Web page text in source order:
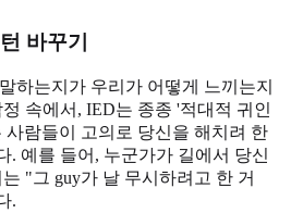
바꾸기
하는지가 우리가 어떻게 느끼는지
속에서, IED는 종종 '적대적 귀인
람들이 고의로 당신을 해치려 한
. 예를 들어, 누군가가 길에서 당신
"그 guy가 날 무시하려고 한 거
.